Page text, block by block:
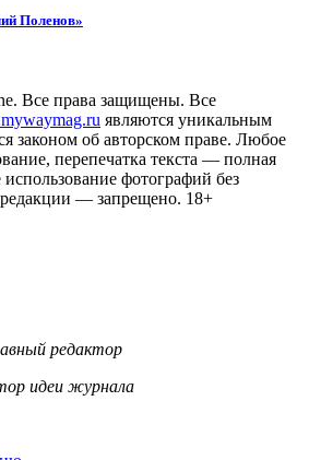
Поленов»
Все права защищены. Все
являются уникальным
законом об авторском праве. Любое
перепечатка текста — полная
фотографий без
редакции — запрещено. 18+
редактор
идеи журнала